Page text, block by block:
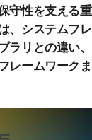
守性を支える
、システムフ
ラリとの違い
レームワーク